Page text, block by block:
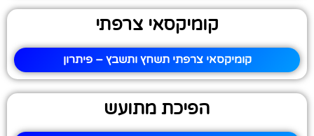
קומיקסאי צרפתי
קומיקסאי צרפתי תשחץ ותשבץ – פיתרון
הפיכת מתועש